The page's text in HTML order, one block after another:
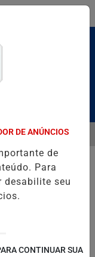
AXÉ DAS ANTIGAS
MENU
DE ANÚNCIOS
de
Para
desabilite seu
CONTINUAR SUA